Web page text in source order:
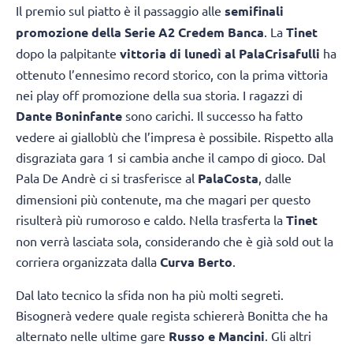
Il premio sul piatto è il passaggio alle semifinali
promozione della Serie A2 Credem Banca. La Tinet
dopo la palpitante vittoria di lunedì al PalaCrisafulli ha
ottenuto l’ennesimo record storico, con la prima vittoria
nei play off promozione della sua storia. I ragazzi di
Dante Boninfante sono carichi. Il successo ha fatto
vedere ai gialloblù che l’impresa è possibile. Rispetto alla
disgraziata gara 1 si cambia anche il campo di gioco. Dal
Pala De Andrè ci si trasferisce al PalaCosta, dalle
dimensioni più contenute, ma che magari per questo
risulterà più rumoroso e caldo. Nella trasferta la Tinet
non verrà lasciata sola, considerando che è già sold out la
corriera organizzata dalla Curva Berto.
Dal lato tecnico la sfida non ha più molti segreti.
Bisognerà vedere quale regista schiererà Bonitta che ha
alternato nelle ultime gare Russo e Mancini . Gli altri